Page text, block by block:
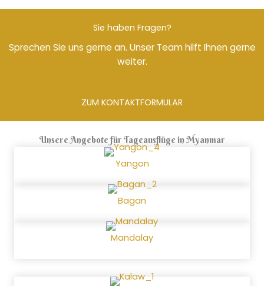
Sie haben Fragen?
Sprechen Sie uns gerne an. Unser Team hilft Ihnen gerne
weiter.
ZUM KONTAKTFORMULAR
Unsere Angebote für Tageausflüge in Myanmar
Yangon
Bagan
Mandalay